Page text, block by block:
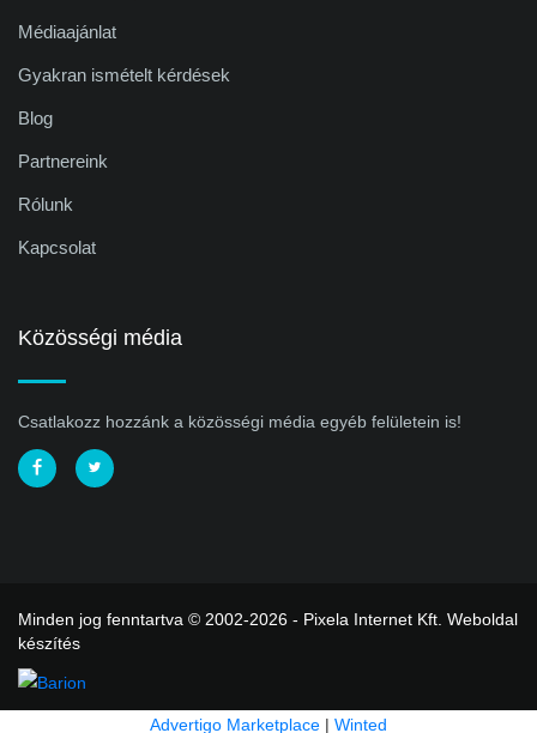
Médiaajánlat
Gyakran ismételt kérdések
Blog
Partnereink
Rólunk
Kapcsolat
Közösségi média
Csatlakozz hozzánk a közösségi média egyéb felületein is!
Minden jog fenntartva © 2002-2026 - Pixela Internet Kft. Weboldal
készítés
Advertigo Marketplace | Winted